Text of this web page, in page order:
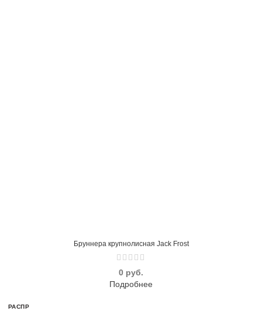
Бруннера крупнолисная Jack Frost
руб.
Подробнее
РАСПР